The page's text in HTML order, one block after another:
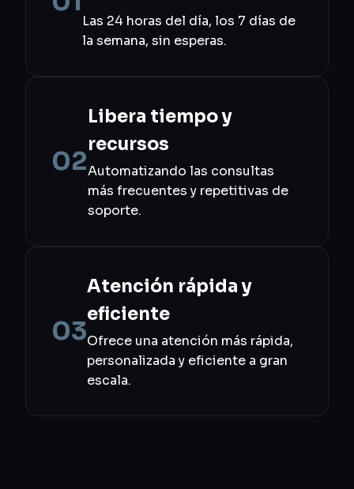
Las 24 horas del día, los 7 días de
la semana, sin esperas.
02
Libera tiempo y
recursos
Automatizando las consultas
más frecuentes y repetitivas de
soporte.
03
Atención rápida y
eficiente
Ofrece una atención más rápida,
personalizada y eficiente a gran
escala.